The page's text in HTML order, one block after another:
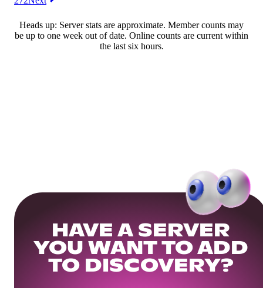
Heads up: Server stats are approximate. Member counts may
be up to one week out of date. Online counts are current within
the last six hours.
HAVE A SERVER
YOU WANT TO ADD
TO DISCOVERY?